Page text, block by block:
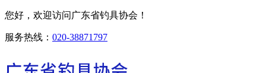
您好，欢迎访问广东省钓具协会！
服务热线： 020-38871797